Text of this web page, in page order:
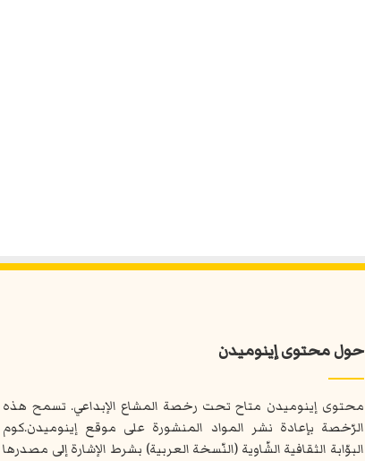
حول محتوى إينوميدن
محتوى إينوميدن متاح تحت رخصة المشاع الإبداعي. تسمح هذه
الرّخصة بإعادة نشر المواد المنشورة على موقع إينوميدن.كوم
البوّابة الثقافية الشّاوية (النّسخة العربية) بشرط الإشارة إلى مصدرها